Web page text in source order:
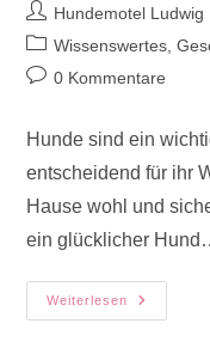
Beitrags-
Autor:
Hundemotel Ludwig
Beitrags-
Kategorie:
Wissenswertes,
Beitrags-
0 Kommentare
Hunde sind ein
entscheidend für ihr
Hause wohl und
ein glücklicher
Weiterlesen
Ein
Hund